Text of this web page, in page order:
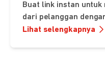
Buat link instan
dari pelanggan
Lihat selengkapnya